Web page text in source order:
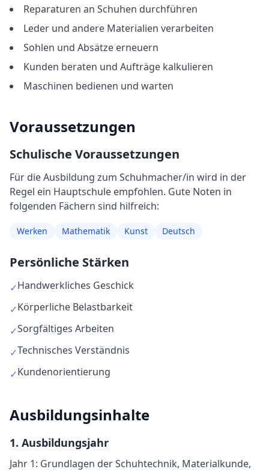
Reparaturen an Schuhen durchführen
Leder und andere Materialien verarbeiten
Sohlen und Absätze erneuern
Kunden beraten und Aufträge kalkulieren
Maschinen bedienen und warten
Voraussetzungen
Schulische Voraussetzungen
Für die Ausbildung zum Schuhmacher/in wird in der
Regel ein Hauptschule empfohlen. Gute Noten in
folgenden Fächern sind hilfreich:
Werken Mathematik Kunst Deutsch
Persönliche Stärken
✓Handwerkliches Geschick
✓Körperliche Belastbarkeit
✓Sorgfältiges Arbeiten
✓Technisches Verständnis
✓Kundenorientierung
Ausbildungsinhalte
1. Ausbildungsjahr
Jahr 1: Grundlagen der Schuhtechnik, Materialkunde,